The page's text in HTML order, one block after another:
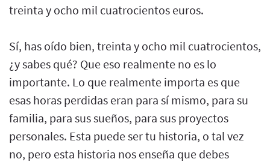
treinta y ocho mil cuatrocientos euros.
Sí, has oído bien, treinta y ocho mil cuatrocientos,
¿y sabes qué? Que eso realmente no es lo
importante. Lo que realmente importa es que
esas horas perdidas eran para sí mismo, para su
familia, para sus sueños, para sus proyectos
personales. Esta puede ser tu historia, o tal vez
no, pero esta historia nos enseña que debes